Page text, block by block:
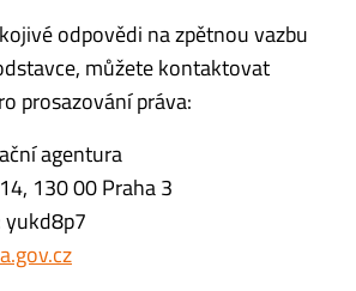
odpovědi na zpětnou vazbu
můžete kontaktovat
prosazování práva:
agentura
130 00 Praha 3
yukd8p7